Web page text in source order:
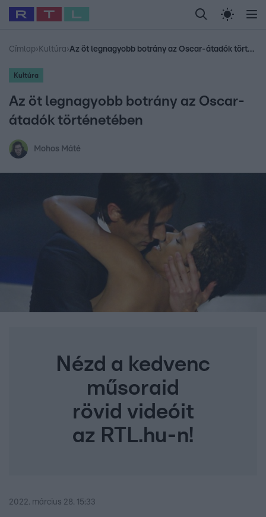
Legfrissebb RTL Híradó Randi Celeb vagyok,
Babits Marcella Most Wanted Gallusz
Címlap› Kultúra› Az öt legnagyobb botrány az Oscar-átadók történetében
Kultúra
Az öt legnagyobb botrány az Oscar-
átadók történetében
Mohos Máté
Nézd a kedvenc
műsoraid
rövid videóit
az RTL.hu-n!
2022. március 28. 15:33